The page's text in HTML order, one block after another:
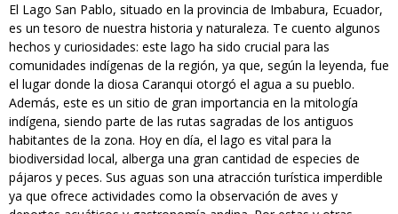
El Lago San Pablo, situado en la provincia de Imbabura, Ecuador,
es un tesoro de nuestra historia y naturaleza. Te cuento algunos
hechos y curiosidades: este lago ha sido crucial para las
comunidades indígenas de la región, ya que, según la leyenda, fue
el lugar donde la diosa Caranqui otorgó el agua a su pueblo.
Además, este es un sitio de gran importancia en la mitología
indígena, siendo parte de las rutas sagradas de los antiguos
habitantes de la zona. Hoy en día, el lago es vital para la
biodiversidad local, alberga una gran cantidad de especies de
pájaros y peces. Sus aguas son una atracción turística imperdible
ya que ofrece actividades como la observación de aves y